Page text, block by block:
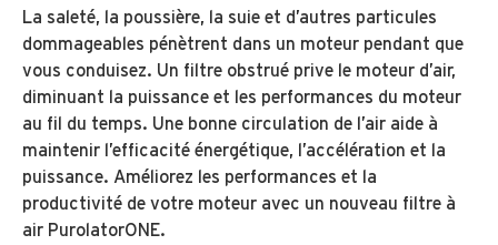
La saleté, la poussière, la suie et d’autres particules
dommageables pénètrent dans un moteur pendant que
vous conduisez. Un filtre obstrué prive le moteur d’air,
diminuant la puissance et les performances du moteur
au fil du temps. Une bonne circulation de l’air aide à
maintenir l’efficacité énergétique, l’accélération et la
puissance. Améliorez les performances et la
productivité de votre moteur avec un nouveau filtre à
air PurolatorONE.